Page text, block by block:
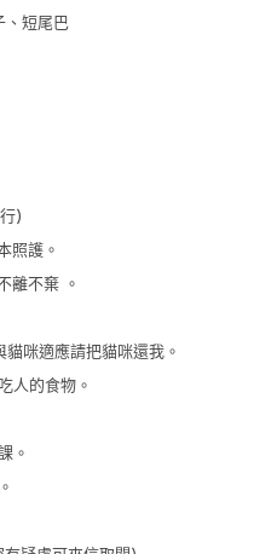
、短尾巴
)
照護。
離不棄 。
咪適應請把貓咪還我。
人的食物。
。